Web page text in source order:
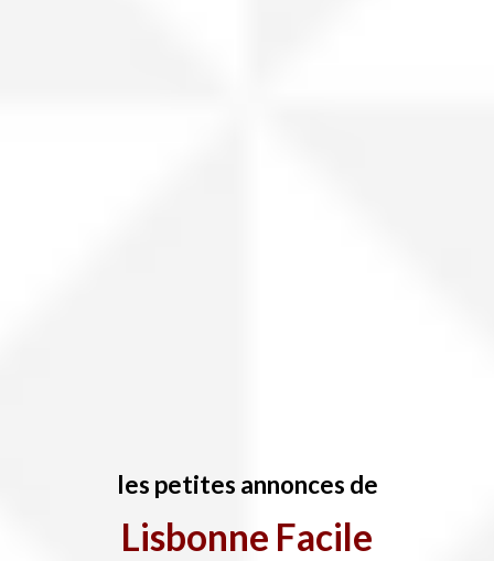
les petites annonces de
Lisbonne Facile